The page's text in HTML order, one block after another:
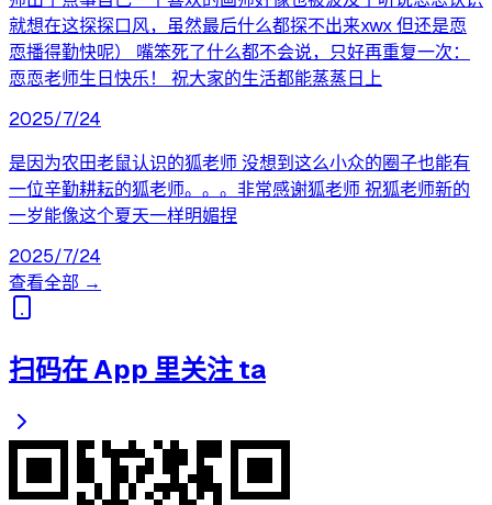
就想在这探探口风，虽然最后什么都探不出来xwx 但还是恧
恧播得勤快呢） 嘴笨死了什么都不会说，只好再重复一次：
恧恧老师生日快乐！ 祝大家的生活都能蒸蒸日上
2025/7/24
是因为农田老鼠认识的狐老师 没想到这么小众的圈子也能有
一位辛勤耕耘的狐老师。。。非常感谢狐老师 祝狐老师新的
一岁能像这个夏天一样明媚捏
2025/7/24
查看全部 →
扫码在 App 里关注 ta